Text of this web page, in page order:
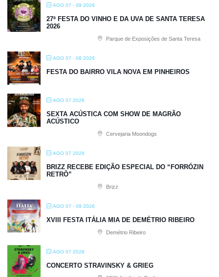
AGO 07 - 09 2026
27ª FESTA DO VINHO E DA UVA DE SANTA TERESA
2026
Parque de Exposições de Santa Teresa
AGO 07 - 08 2026
FESTA DO BAIRRO VILA NOVA EM PINHEIROS
AGO 07 2026
SEXTA ACÚSTICA COM SHOW DE MAGRÃO
ACÚSTICO
Cervejaria Moondogs
AGO 07 2026
BRIZZ RECEBE EDIÇÃO ESPECIAL DO “FORRÓZIN
RETRÔ”
Brizz
AGO 07 - 09 2026
XVIII FESTA ITÁLIA MIA DE DEMÉTRIO RIBEIRO
Demétrio Ribeiro
AGO 07 2026
CONCERTO STRAVINSKY & GRIEG